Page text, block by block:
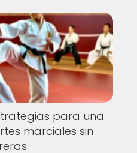
para una
marciales sin